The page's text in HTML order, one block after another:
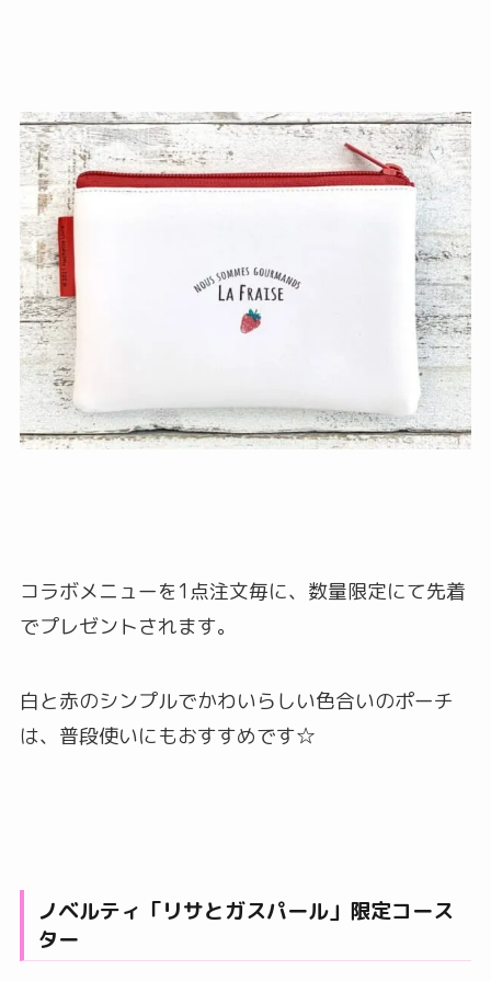
コラボメニューを1点注文毎に、数量限定にて先着
でプレゼントされます。
白と赤のシンプルでかわいらしい色合いのポーチ
は、普段使いにもおすすめです☆
ノベルティ「リサとガスパール」限定コース
ター